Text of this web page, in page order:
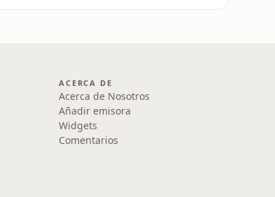
ACERCA DE
Acerca de Nosotros
Añadir emisora
Widgets
Comentarios